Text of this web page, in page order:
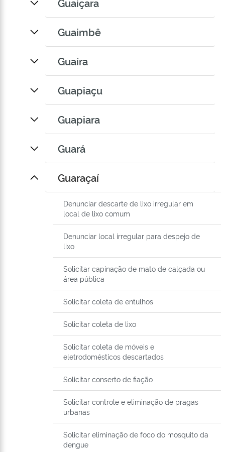
Guaimbê
Guaíra
Guapiaçu
Guapiara
Guará
Guaraçaí
Denunciar descarte de lixo irregular em
local de lixo comum
Denunciar local irregular para despejo de
lixo
Solicitar capinação de mato de calçada ou
área pública
Solicitar coleta de entulhos
Solicitar coleta de lixo
Solicitar coleta de móveis e
eletrodomésticos descartados
Solicitar conserto de fiação
Solicitar controle e eliminação de pragas
urbanas
Solicitar eliminação de foco do mosquito da
dengue